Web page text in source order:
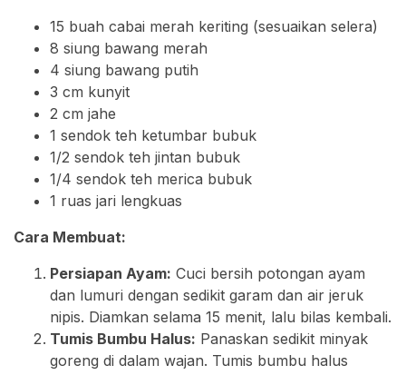
15 buah cabai merah keriting (sesuaikan selera)
8 siung bawang merah
4 siung bawang putih
3 cm kunyit
2 cm jahe
1 sendok teh ketumbar bubuk
1/2 sendok teh jintan bubuk
1/4 sendok teh merica bubuk
1 ruas jari lengkuas
Cara Membuat:
Persiapan Ayam: Cuci bersih potongan ayam
dan lumuri dengan sedikit garam dan air jeruk
nipis. Diamkan selama 15 menit, lalu bilas kembali.
Tumis Bumbu Halus: Panaskan sedikit minyak
goreng di dalam wajan. Tumis bumbu halus